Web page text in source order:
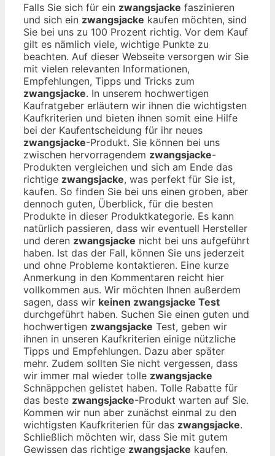
Falls Sie sich für ein zwangsjacke faszinieren
und sich ein zwangsjacke kaufen möchten, sind
Sie bei uns zu 100 Prozent richtig. Vor dem Kauf
gilt es nämlich viele, wichtige Punkte zu
beachten. Auf dieser Webseite versorgen wir Sie
mit vielen relevanten Informationen,
Empfehlungen, Tipps und Tricks zum
zwangsjacke. In unserem hochwertigen
Kaufratgeber erläutern wir ihnen die wichtigsten
Kaufkriterien und bieten ihnen somit eine Hilfe
bei der Kaufentscheidung für ihr neues
zwangsjacke-Produkt. Sie können bei uns
zwischen hervorragendem zwangsjacke-
Produkten vergleichen und sich am Ende das
richtige zwangsjacke, was perfekt für Sie ist,
kaufen. So finden Sie bei uns einen groben, aber
dennoch guten, Überblick, für die besten
Produkte in dieser Produktkategorie. Es kann
natürlich passieren, dass wir eventuell Hersteller
und deren zwangsjacke nicht bei uns aufgeführt
haben. Ist das der Fall, können Sie uns jederzeit
und ohne Probleme kontaktieren. Eine kurze
Anmerkung in den Kommentaren reicht hier
vollkommen aus. Wir möchten Ihnen außerdem
sagen, dass wir keinen zwangsjacke Test
durchgeführt haben. Suchen Sie einen guten und
hochwertigen zwangsjacke Test, geben wir
ihnen in unseren Kaufkriterien einige nützliche
Tipps und Empfehlungen. Dazu aber später
mehr. Zudem sollten Sie nicht vergessen, dass
wir immer mal wieder tolle zwangsjacke
Schnäppchen gelistet haben. Tolle Rabatte für
das beste zwangsjacke-Produkt warten auf Sie.
Kommen wir nun aber zunächst einmal zu den
wichtigsten Kaufkriterien für das zwangsjacke.
Schließlich möchten wir, dass Sie mit gutem
Gewissen das richtige zwangsjacke kaufen.